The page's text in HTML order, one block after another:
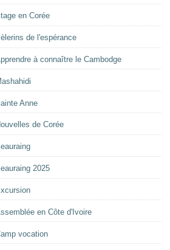
en Corée
de l'espérance
à connaître le Cambodge
Anne
de Corée
2025
en Côte d'Ivoire
vocation